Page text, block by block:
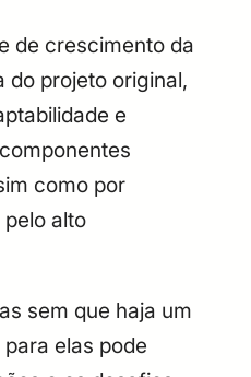
de crescimento da
do projeto original,
e
como por
alto
sem que haja um
elas pode